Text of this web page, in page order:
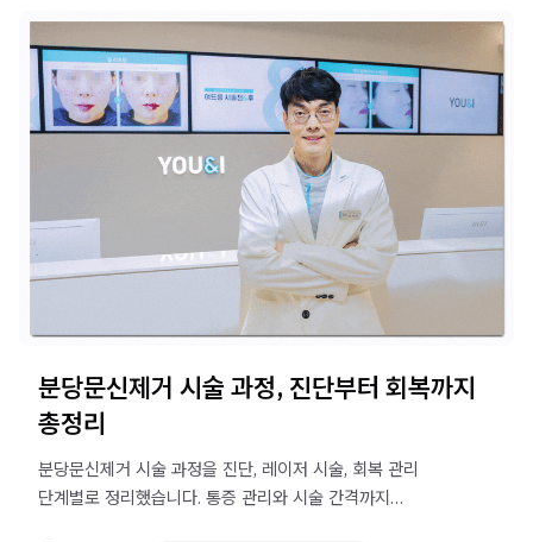
분당문신제거 시술 과정, 진단부터 회복까지
총정리
분당문신제거 시술 과정을 진단, 레이저 시술, 회복 관리
단계별로 정리했습니다. 통증 관리와 시술 간격까지